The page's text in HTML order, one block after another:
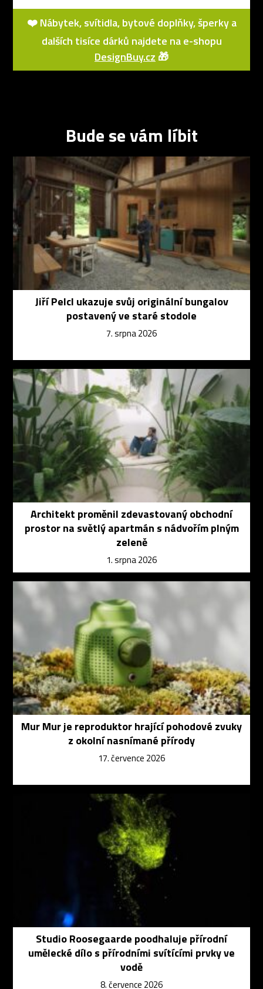
❤️ Nábytek, svítidla, bytové doplňky, šperky a
dalších tisíce dárků najdete na e-shopu
DesignBuy.cz 🎁
Bude se vám líbit
Jiří Pelcl ukazuje svůj originální bungalov
postavený ve staré stodole
7. srpna 2026
Architekt proměnil zdevastovaný obchodní
prostor na světlý apartmán s nádvořím plným
zeleně
1. srpna 2026
Mur Mur je reproduktor hrající pohodové zvuky
z okolní nasnímané přírody
17. července 2026
Studio Roosegaarde poodhaluje přírodní
umělecké dílo s přírodními svítícími prvky ve
vodě
8. července 2026